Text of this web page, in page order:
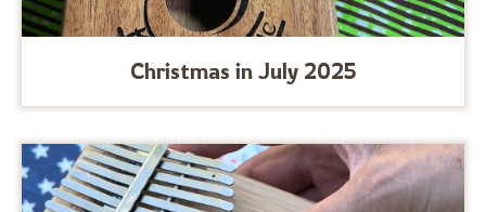
Christmas in July 2025